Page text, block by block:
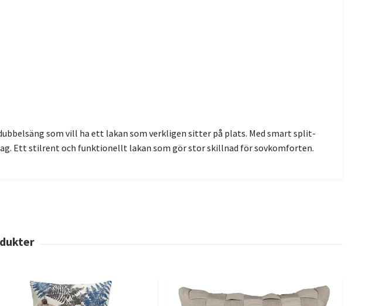
som vill ha ett lakan som verkligen sitter på plats. Med smart split-
Ett stilrent och funktionellt lakan som gör stor skillnad för sovkomforten.